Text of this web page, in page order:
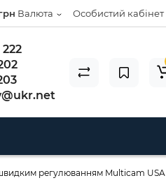
Особистий кабінет
Валюта
регулюванням Multicam USA